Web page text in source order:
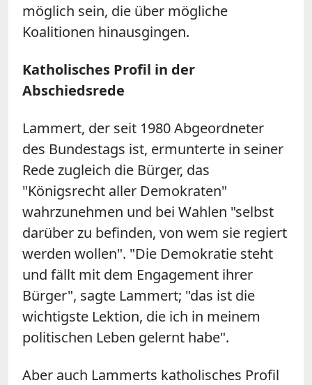
möglich sein, die über mögliche
Koalitionen hinausgingen.
Katholisches Profil in der
Abschiedsrede
Lammert, der seit 1980 Abgeordneter
des Bundestags ist, ermunterte in seiner
Rede zugleich die Bürger, das
"Königsrecht aller Demokraten"
wahrzunehmen und bei Wahlen "selbst
darüber zu befinden, von wem sie regiert
werden wollen". "Die Demokratie steht
und fällt mit dem Engagement ihrer
Bürger", sagte Lammert; "das ist die
wichtigste Lektion, die ich in meinem
politischen Leben gelernt habe".
Aber auch Lammerts katholisches Profil